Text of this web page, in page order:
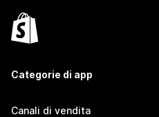
Categorie di app
Canali di vendita